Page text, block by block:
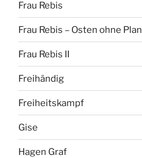
Frau Rebis
Frau Rebis – Osten ohne Plan
Frau Rebis II
Freihändig
Freiheitskampf
Gise
Hagen Graf